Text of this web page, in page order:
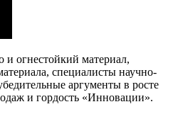
и огнестойкий материал,
специалисты научно-
аргументы в росте
и гордость «Инновации».